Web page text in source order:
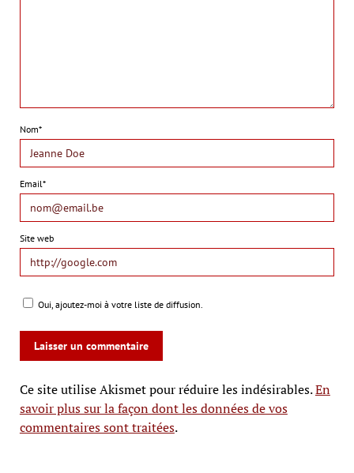
Nom*
Email*
Site web
Oui, ajoutez-moi à votre liste de diffusion.
Ce site utilise Akismet pour réduire les indésirables.En
savoir plus sur la façon dont les données de vos
commentaires sont traitées.